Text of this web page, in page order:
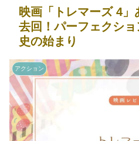
映画「トレマーズ 4
去回！パーフェクシ
史の始まり
アクション